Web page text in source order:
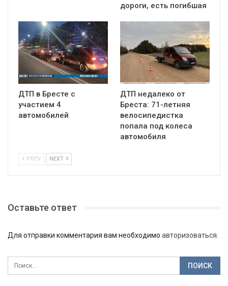
дороги, есть погибшая
ДТП в Бресте с
участием 4
автомобилей
ДТП недалеко от
Бреста: 71-летняя
велосипедистка
попала под колеса
автомобиля
PREV NEXT
Оставьте ответ
Для отправки комментария вам необходимо авторизоваться